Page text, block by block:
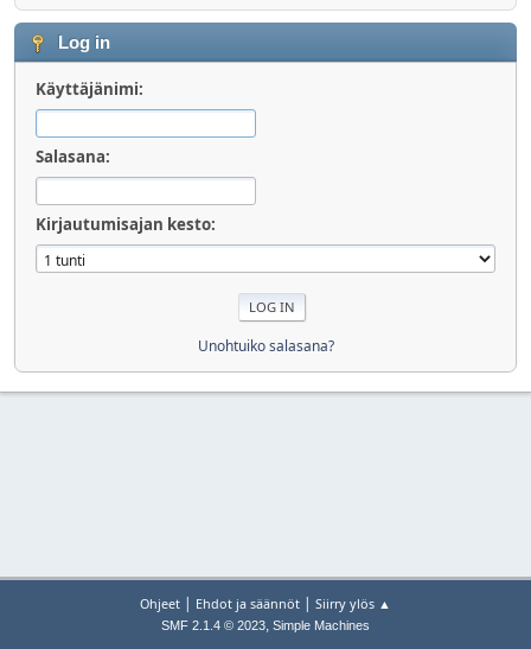
Log in
Käyttäjänimi:
Salasana:
Kirjautumisajan kesto:
Unohtuiko salasana?
Ohjeet | Ehdot ja säännöt | Siirry ylös ▲
SMF 2.1.4 © 2023, Simple Machines